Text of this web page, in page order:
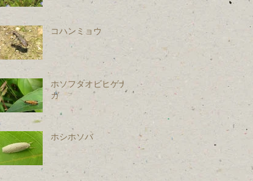
コハンミョウ
ホソフタオビヒゲナ
ガ
ホシホソバ